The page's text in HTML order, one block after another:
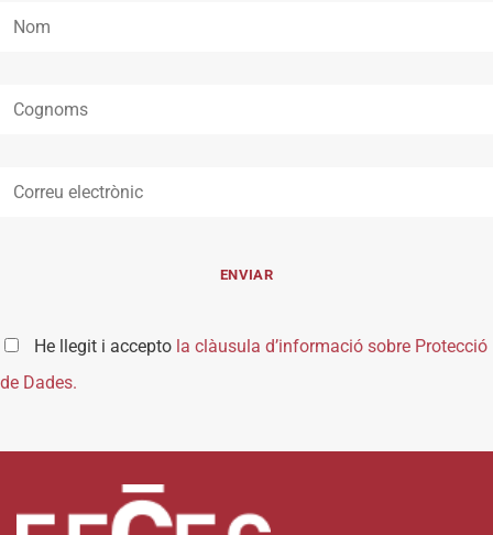
He llegit i accepto la clàusula d’informació sobre Protecció
de Dades.